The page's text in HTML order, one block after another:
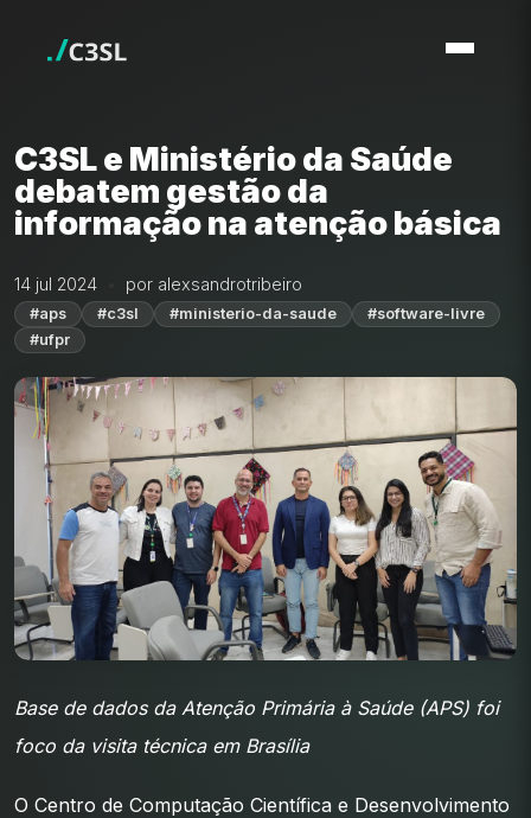
C3SL e Ministério da Saúde
debatem gestão da
informação na atenção básica
14 jul 2024 por alexsandrotribeiro
#aps #c3sl #ministerio-da-saude
#software-livre
#ufpr
Base de dados da Atenção Primária à Saúde (APS) foi
foco da visita técnica em Brasília
O Centro de Computação Científica e Desenvolvimento